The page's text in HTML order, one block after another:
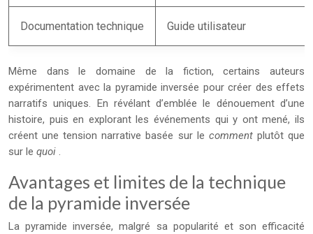
Documentation technique Guide utilisateur
Même dans le domaine de la fiction, certains auteurs
expérimentent avec la pyramide inversée pour créer des effets
narratifs uniques. En révélant d’emblée le dénouement d’une
histoire, puis en explorant les événements qui y ont mené, ils
créent une tension narrative basée sur le comment plutôt que
sur le quoi .
Avantages et limites de la technique
de la pyramide inversée
La pyramide inversée, malgré sa popularité et son efficacité